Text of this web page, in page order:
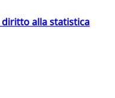
diritto alla statistica